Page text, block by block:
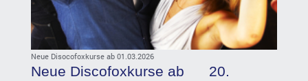
Neue Disocofoxkurse ab 01.03.2026
Neue Discofoxkurse ab 20.